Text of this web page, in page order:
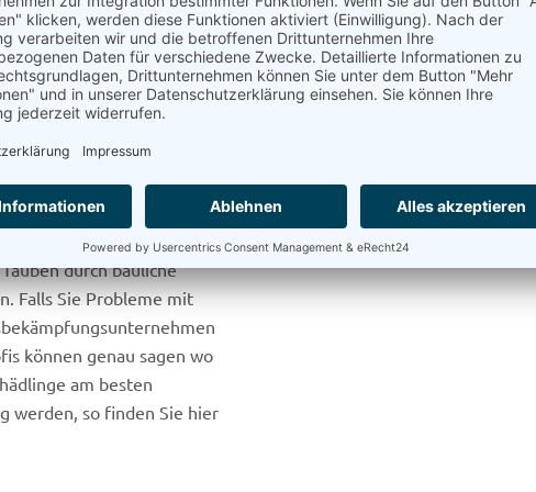
einen heftigen
auch entzünden.
Viren übertragen
wenn es gelingt die
kann zum Beispiel
durch bauliche
Falls Sie Probleme mit
können genau sagen wo
am besten
werden, so finden Sie hier